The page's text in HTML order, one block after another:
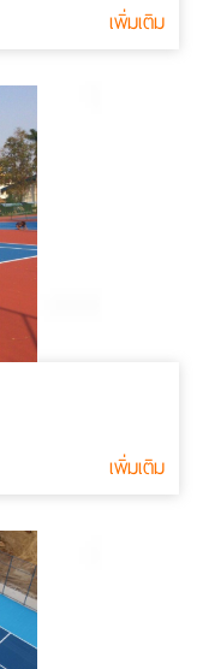
เพิ่มเติม
เพิ่มเติม